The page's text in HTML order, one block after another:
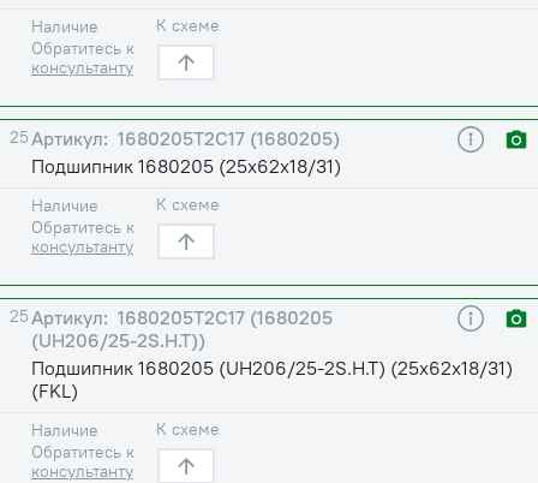
Наличие
Обратитесь к
консультанту
К схеме
25
1680205Т2С17 (1680205)
Подшипник 1680205 (25х62х18/31)
Наличие
Обратитесь к
консультанту
К схеме
25
1680205Т2С17 (1680205
(UH206/25-2S.H.T))
Подшипник 1680205 (UH206/25-2S.H.T) (25х62х18/31)
(FKL)
Наличие
Обратитесь к
консультанту
К схеме